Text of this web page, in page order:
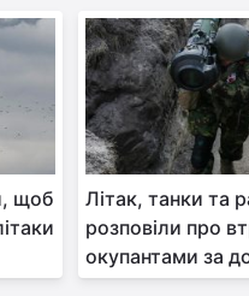
Тема оформлення
щоб
Літак, танки та
розповіли про
окупантами за